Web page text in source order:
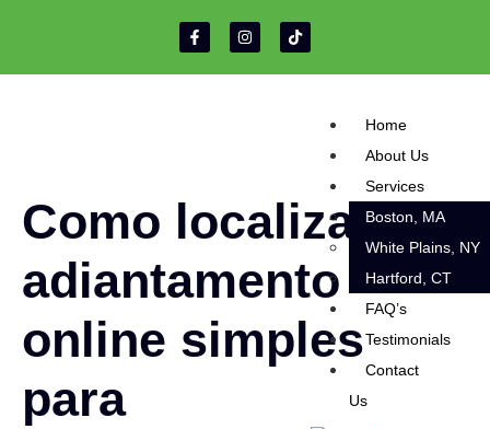
Home
About Us
Services
Boston, MA
White Plains, NY
Hartford, CT
FAQ’s
Testimonials
Contact
Us
Como localizar um
adiantamento
online simples
para